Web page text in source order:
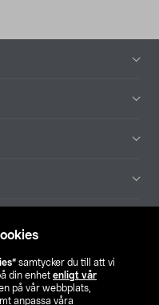
samtycker du till att vi
din enhet enligt vår
på vår webbplats,
anpassa våra
FI